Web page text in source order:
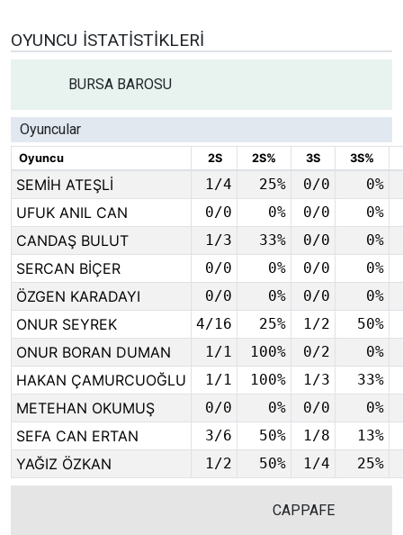
OYUNCU İSTATISTIKLERI
BURSA BAROSU
Oyuncular
Oyuncu 2S 2S% 3S 3S%
SEMİH ATEŞLİ 1/4 25% 0/0 0%
UFUK ANIL CAN 0/0 0% 0/0 0%
CANDAŞ BULUT 1/3 33% 0/0 0%
SERCAN BİÇER 0/0 0% 0/0 0%
ÖZGEN KARADAYI 0/0 0% 0/0 0%
ONUR SEYREK 4/16 25% 1/2 50%
ONUR BORAN DUMAN 1/1 100% 0/2 0%
HAKAN ÇAMURCUOĞLU 1/1 100% 1/3 33%
METEHAN OKUMUŞ 0/0 0% 0/0 0%
SEFA CAN ERTAN 3/6 50% 1/8 13%
YAĞIZ ÖZKAN 1/2 50% 1/4 25%
CAPPAFE